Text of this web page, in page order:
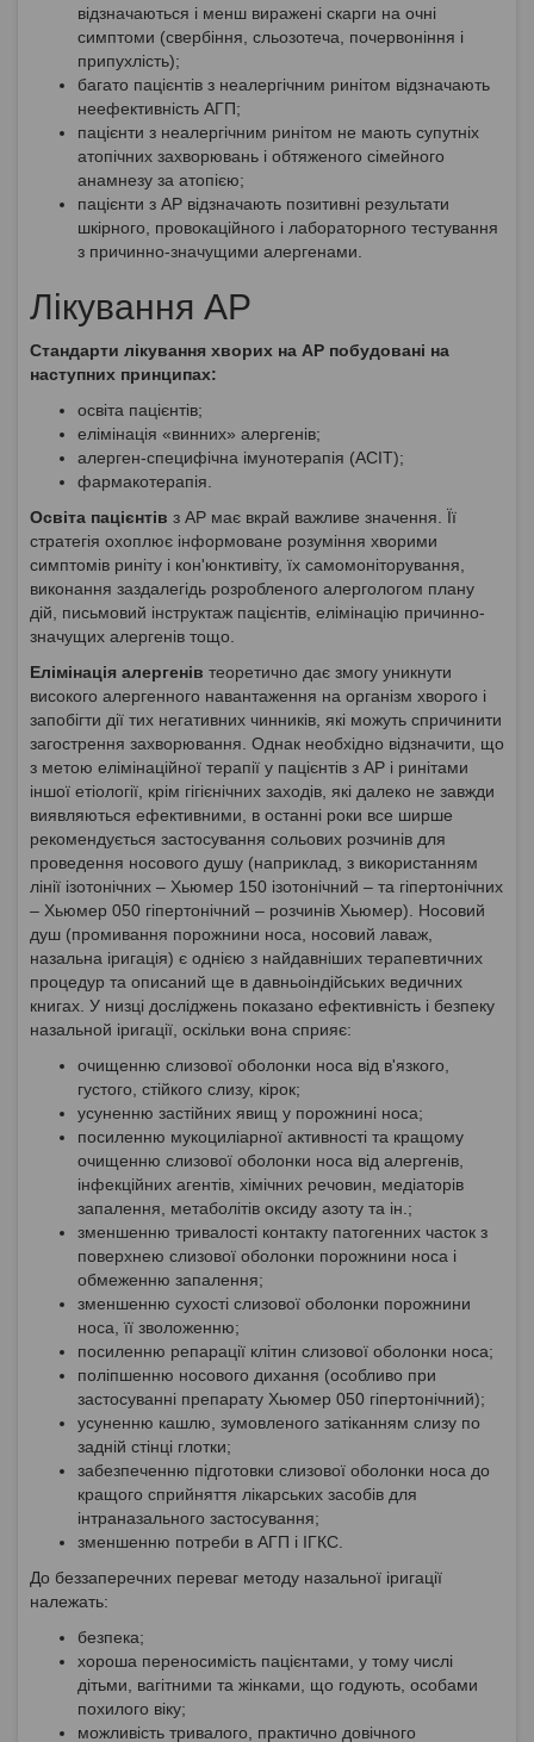
відзначаються і менш виражені скарги на очні
симптоми (свербіння, сльозотеча, почервоніння і
припухлість);
багато пацієнтів з неалергічним ринітом відзначають
неефективність АГП;
пацієнти з неалергічним ринітом не мають супутніх
атопічних захворювань і обтяженого сімейного
анамнезу за атопією;
пацієнти з АР відзначають позитивні результати
шкірного, провокаційного і лабораторного тестування
з причинно-значущими алергенами.
Лікування АР
Стандарти лікування хворих на АР побудовані на
наступних принципах:
освіта пацієнтів;
елімінація «винних» алергенів;
алерген-специфічна імунотерапія (АСІТ);
фармакотерапія.
Освіта пацієнтів з АР має вкрай важливе значення. Її
стратегія охоплює інформоване розуміння хворими
симптомів риніту і кон'юнктивіту, їх самомоніторування,
виконання заздалегідь розробленого алергологом плану
дій, письмовий інструктаж пацієнтів, елімінацію причинно-
значущих алергенів тощо.
Елімінація алергенів теоретично дає змогу уникнути
високого алергенного навантаження на організм хворого і
запобігти дії тих негативних чинників, які можуть спричинити
загострення захворювання. Однак необхідно відзначити, що
з метою елімінаційної терапії у пацієнтів з АР і ринітами
іншої етіології, крім гігієнічних заходів, які далеко не завжди
виявляються ефективними, в останні роки все ширше
рекомендується застосування сольових розчинів для
проведення носового душу (наприклад, з використанням
лінії ізотонічних – Хьюмер 150 ізотонічний – та гіпертонічних
– Хьюмер 050 гіпертонічний – розчинів Хьюмер). Носовий
душ (промивання порожнини носа, носовий лаваж,
назальна іригація) є однією з найдавніших терапевтичних
процедур та описаний ще в давньоіндійських ведичних
книгах. У низці досліджень показано ефективність і безпеку
назальной іригації, оскільки вона сприяє:
очищенню слизової оболонки носа від в'язкого,
густого, стійкого слизу, кірок;
усуненню застійних явищ у порожнині носа;
посиленню мукоциліарної активності та кращому
очищенню слизової оболонки носа від алергенів,
інфекційних агентів, хімічних речовин, медіаторів
запалення, метаболітів оксиду азоту та ін.;
зменшенню тривалості контакту патогенних часток з
поверхнею слизової оболонки порожнини носа і
обмеженню запалення;
зменшенню сухості слизової оболонки порожнини
носа, її зволоженню;
посиленню репарації клітин слизової оболонки носа;
поліпшенню носового дихання (особливо при
застосуванні препарату Хьюмер 050 гіпертонічний);
усуненню кашлю, зумовленого затіканням слизу по
задній стінці глотки;
забезпеченню підготовки слизової оболонки носа до
кращого сприйняття лікарських засобів для
інтраназального застосування;
зменшенню потреби в АГП і ІГКС.
До беззаперечних переваг методу назальної іригації
належать:
безпека;
хороша переносимість пацієнтами, у тому числі
дітьми, вагітними та жінками, що годують, особами
похилого віку;
можливість тривалого, практично довічного